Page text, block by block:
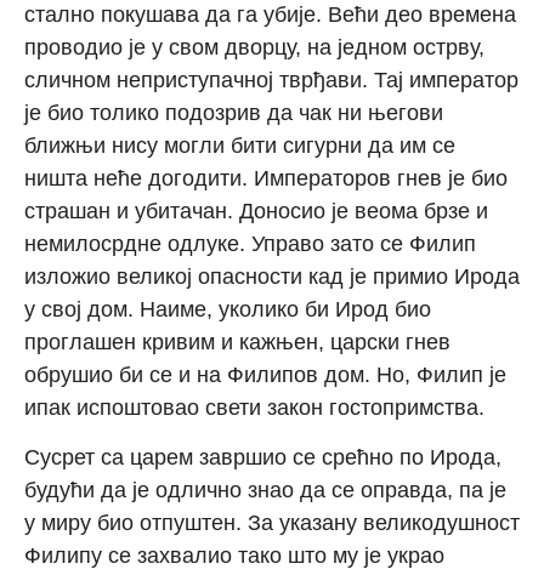
стално покушава да га убије. Већи део времена
проводио је у свом дворцу, на једном острву,
сличном неприступачној тврђави. Тај император
је био толико подозрив да чак ни његови
ближњи нису могли бити сигурни да им се
ништа неће догодити. Императоров гнев је био
страшан и убитачан. Доносио је веома брзе и
немилосрдне одлуке. Управо зато се Филип
изложио великој опасности кад је примио Ирода
у свој дом. Наиме, уколико би Ирод био
проглашен кривим и кажњен, царски гнев
обрушио би се и на Филипов дом. Но, Филип је
ипак испоштовао свети закон гостопримства.
Сусрет са царем завршио се срећно по Ирода,
будући да је одлично знао да се оправда, па је
у миру био отпуштен. За указану великодушност
Филипу се захвалио тако што му је украо